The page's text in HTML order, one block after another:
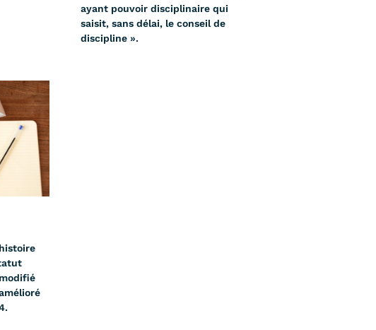
ayant pouvoir disciplinaire qui
saisit, sans délai, le conseil de
discipline ».